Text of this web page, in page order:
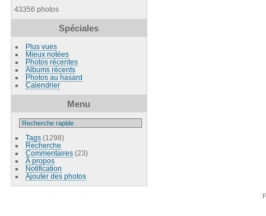
43356 photos
Spéciales
Plus vues
Mieux notées
Photos récentes
Albums récents
Photos au hasard
Calendrier
Menu
Tags(1298)
Recherche
Commentaires(23)
À propos
Notification
Ajouter des photos